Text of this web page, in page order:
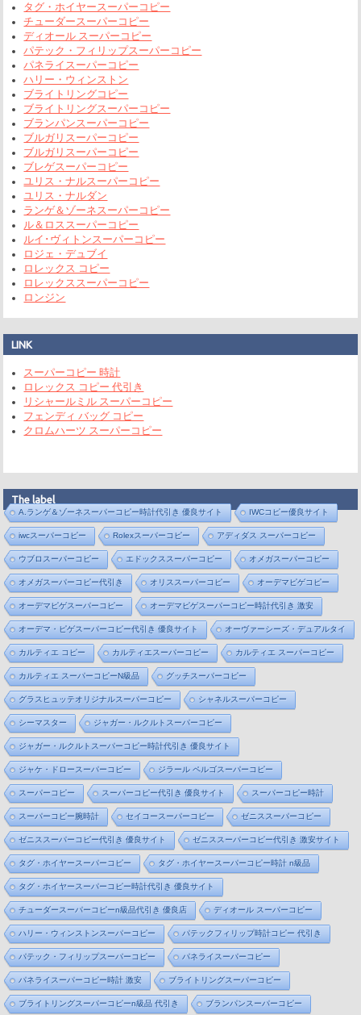
タグ・ホイヤースーパーコピー
チューダースーパーコピー
ディオール スーパーコピー
パテック・フィリップスーパーコピー
パネライスーパーコピー
ハリー・ウィンストン
ブライトリングコピー
ブライトリングスーパーコピー
ブランパンスーパーコピー
ブルガリスーパーコピー
ブルガリスーパーコピー
ブレゲスーパーコピー
ユリス・ナルスーパーコピー
ユリス・ナルダン
ランゲ＆ゾーネスーパーコピー
ル＆ロススーパーコピー
ルイ･ヴィトンスーパーコピー
ロジェ・デュブイ
ロレックス コピー
ロレックススーパーコピー
ロンジン
LINK
スーパーコピー 時計
ロレックス コピー 代引き
リシャールミル スーパーコピー
フェンディ バッグ コピー
クロムハーツ スーパーコピー
The label
A.ランゲ＆ゾーネスーパーコピー時計代引き 優良サイト IWCコピー優良サイト
iwcスーパーコピー Rolexスーパーコピー アディダス スーパーコピー
ウブロスーパーコピー エドックススーパーコピー オメガスーパーコピー
オメガスーパーコピー代引き オリススーパーコピー オーデマピゲコピー
オーデマピゲスーパーコピー オーデマピゲスーパーコピー時計代引き 激安
オーデマ・ピゲスーパーコピー代引き 優良サイト オーヴァーシーズ・デュアルタイ
カルティエ コピー カルティエスーパーコピー カルティエ スーパーコピー
カルティエ スーパーコピーN級品 グッチスーパーコピー
グラスヒュッテオリジナルスーパーコピー シャネルスーパーコピー
シーマスター ジャガー・ルクルトスーパーコピー
ジャガー・ルクルトスーパーコピー時計代引き 優良サイト
ジャケ・ドロースーパーコピー ジラール ペルゴスーパーコピー
スーパーコピー スーパーコピー代引き 優良サイト スーパーコピー時計
スーパーコピー腕時計 セイコースーパーコピー ゼニススーパーコピー
ゼニススーパーコピー代引き 優良サイト ゼニススーパーコピー代引き 激安サイト
タグ・ホイヤースーパーコピー タグ・ホイヤースーパーコピー時計 n級品
タグ・ホイヤースーパーコピー時計代引き 優良サイト
チューダースーパーコピーn級品代引き 優良店 ディオール スーパーコピー
ハリー・ウィンストンスーパーコピー パテックフィリップ時計コピー 代引き
パテック・フィリップスーパーコピー パネライスーパーコピー
パネライスーパーコピー時計 激安 ブライトリングスーパーコピー
ブライトリングスーパーコピーn級品 代引き ブランパンスーパーコピー